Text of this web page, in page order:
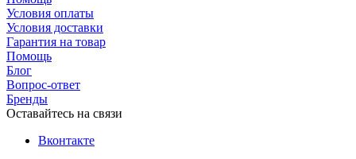
Условия оплаты
Условия доставки
Гарантия на товар
Помощь
Блог
Вопрос-ответ
Бренды
Оставайтесь на связи
Вконтакте